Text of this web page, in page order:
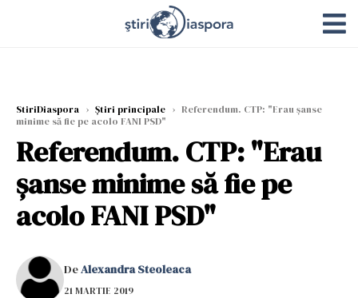
StiriDiaspora › Știri principale › Referendum. CTP: "Erau șanse
minime să fie pe acolo FANI PSD"
Referendum. CTP: "Erau
șanse minime să fie pe
acolo FANI PSD"
DeAlexandra Steoleaca
21 MARTIE 2019